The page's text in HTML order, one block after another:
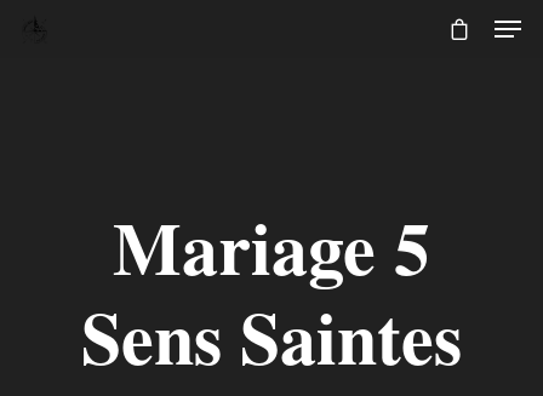
Mariage 5
Sens Saintes